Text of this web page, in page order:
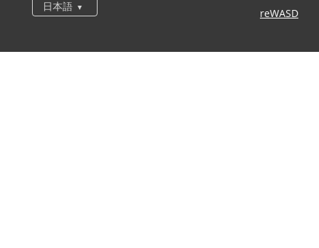
日本語
reWASD